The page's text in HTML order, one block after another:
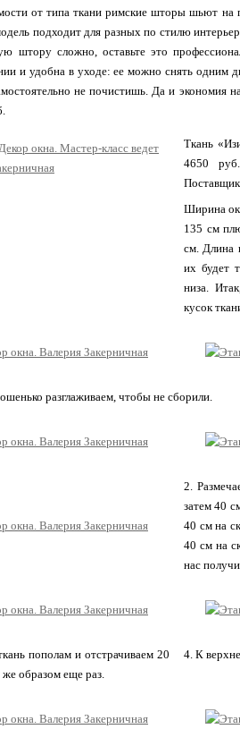
от типа ткани римские шторы шьют
подходит для разных по стилю
штору сложно, оставьте это
и удобна в уходе: ее можно снять одним
не почистишь. Да и экономия
Ткань
4650
Ширина
135 см
см. Длина
их будет
низа.
кусок
разглаживаем, чтобы не сборили.
2.
затем 40
40 см на
40 см на
нас
пополам и отстрачиваем 20
образом еще раз.
4. К